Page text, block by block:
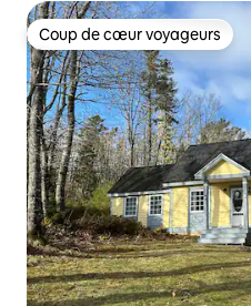
Coup de cœur voyageurs
Coup de cœur voyageurs